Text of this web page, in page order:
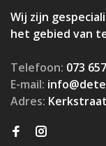
Wij zijn
het gebied van
Telefoon: 073
E-mail:
Adres: